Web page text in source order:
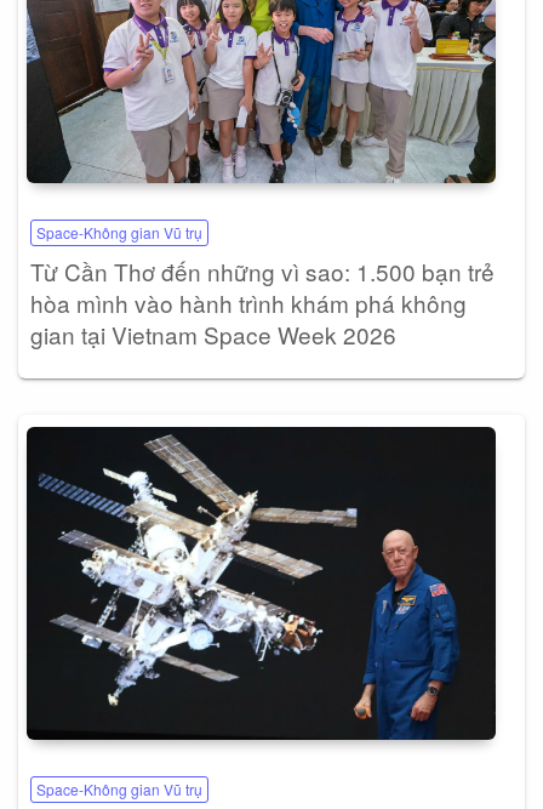
Space-Không gian Vũ trụ
Từ Cần Thơ đến những vì sao: 1.500 bạn trẻ
hòa mình vào hành trình khám phá không
gian tại Vietnam Space Week 2026
Space-Không gian Vũ trụ